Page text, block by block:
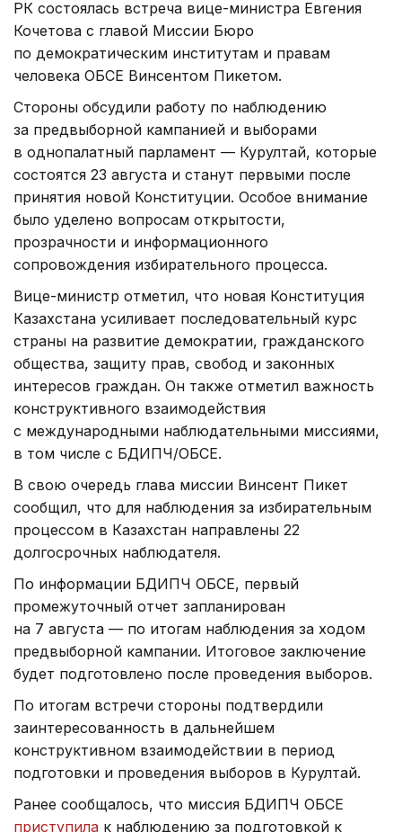
РК состоялась встреча вице-министра Евгения
Кочетова с главой Миссии Бюро
по демократическим институтам и правам
человека ОБСЕ Винсентом Пикетом.
Стороны обсудили работу по наблюдению
за предвыборной кампанией и выборами
в однопалатный парламент — Курултай, которые
состоятся 23 августа и станут первыми после
принятия новой Конституции. Особое внимание
было уделено вопросам открытости,
прозрачности и информационного
сопровождения избирательного процесса.
Вице-министр отметил, что новая Конституция
Казахстана усиливает последовательный курс
страны на развитие демократии, гражданского
общества, защиту прав, свобод и законных
интересов граждан. Он также отметил важность
конструктивного взаимодействия
с международными наблюдательными миссиями,
в том числе с БДИПЧ/ОБСЕ.
В свою очередь глава миссии Винсент Пикет
сообщил, что для наблюдения за избирательным
процессом в Казахстан направлены 22
долгосрочных наблюдателя.
По информации БДИПЧ ОБСЕ, первый
промежуточный отчет запланирован
на 7 августа — по итогам наблюдения за ходом
предвыборной кампании. Итоговое заключение
будет подготовлено после проведения выборов.
По итогам встречи стороны подтвердили
заинтересованность в дальнейшем
конструктивном взаимодействии в период
подготовки и проведения выборов в Курултай.
Ранее сообщалось, что миссия БДИПЧ ОБСЕ
приступила к наблюдению за подготовкой к